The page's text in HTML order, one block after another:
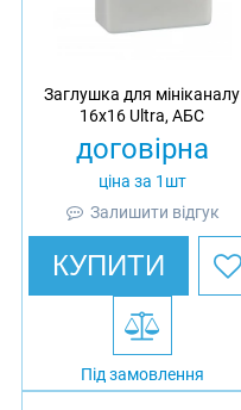
Заглушка для мініканалу
16х16 Ultra, АБС
договірна
ціна за 1шт
Залишити відгук
КУПИТИ
Під замовлення